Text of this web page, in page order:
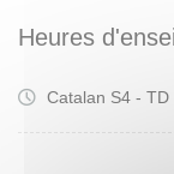
Heures
Catalan S4 - TD